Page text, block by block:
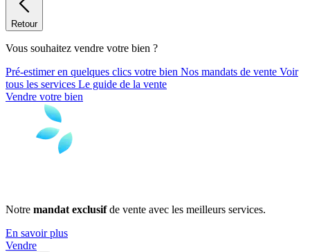
Retour
Vous souhaitez vendre votre bien ?
Pré-estimer en quelques clics votre bien Nos mandats de vente Voir
tous les services Le guide de la vente
Vendre votre bien
Notre mandat exclusifde vente avec les meilleurs services.
En savoir plus
Vendre